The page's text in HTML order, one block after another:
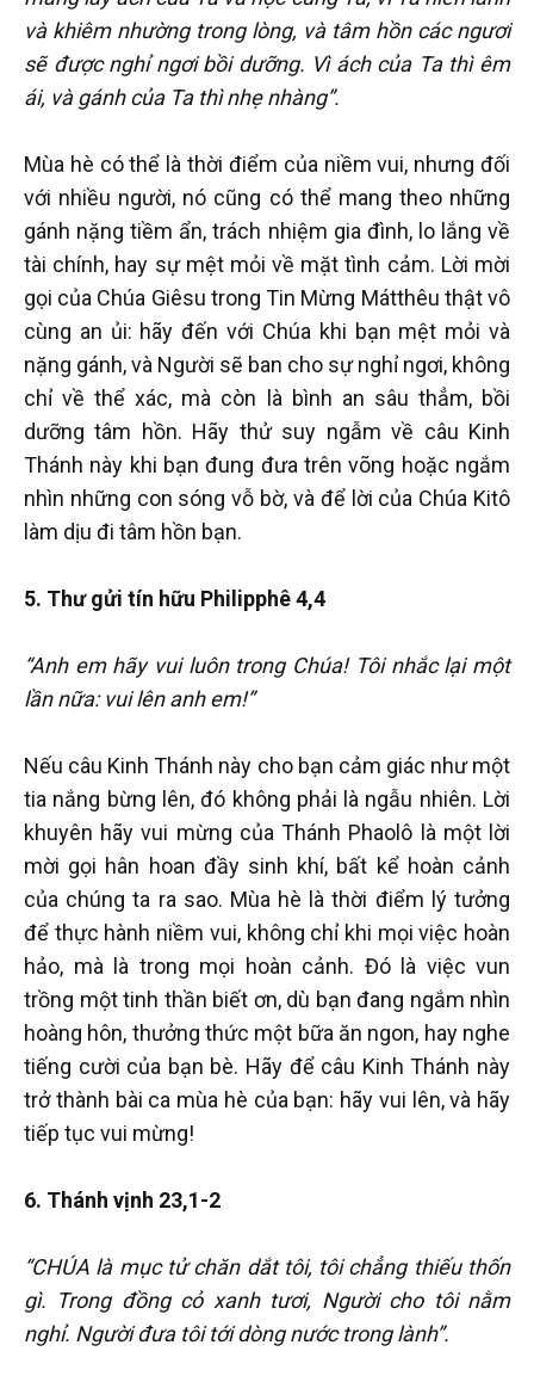
và khiêm nhường trong lòng, và tâm hồn các ngươi
sẽ được nghỉ ngơi bồi dưỡng. Vì ách của Ta thì êm
ái, và gánh của Ta thì nhẹ nhàng”.
Mùa hè có thể là thời điểm của niềm vui, nhưng đối
với nhiều người, nó cũng có thể mang theo những
gánh nặng tiềm ẩn, trách nhiệm gia đình, lo lắng về
tài chính, hay sự mệt mỏi về mặt tình cảm. Lời mời
gọi của Chúa Giêsu trong Tin Mừng Mátthêu thật vô
cùng an ủi: hãy đến với Chúa khi bạn mệt mỏi và
nặng gánh, và Người sẽ ban cho sự nghỉ ngơi, không
chỉ về thể xác, mà còn là bình an sâu thẳm, bồi
dưỡng tâm hồn. Hãy thử suy ngẫm về câu Kinh
Thánh này khi bạn đung đưa trên võng hoặc ngắm
nhìn những con sóng vỗ bờ, và để lời của Chúa Kitô
làm dịu đi tâm hồn bạn.
5. Thư gửi tín hữu Philipphê 4,4
“Anh em hãy vui luôn trong Chúa! Tôi nhắc lại một
lần nữa: vui lên anh em!”
Nếu câu Kinh Thánh này cho bạn cảm giác như một
tia nắng bừng lên, đó không phải là ngẫu nhiên. Lời
khuyên hãy vui mừng của Thánh Phaolô là một lời
mời gọi hân hoan đầy sinh khí, bất kể hoàn cảnh
của chúng ta ra sao. Mùa hè là thời điểm lý tưởng
để thực hành niềm vui, không chỉ khi mọi việc hoàn
hảo, mà là trong mọi hoàn cảnh. Đó là việc vun
trồng một tinh thần biết ơn, dù bạn đang ngắm nhìn
hoàng hôn, thưởng thức một bữa ăn ngon, hay nghe
tiếng cười của bạn bè. Hãy để câu Kinh Thánh này
trở thành bài ca mùa hè của bạn: hãy vui lên, và hãy
tiếp tục vui mừng!
6. Thánh vịnh 23,1-2
“CHÚA là mục tử chăn dắt tôi, tôi chẳng thiếu thốn
gì. Trong đồng cỏ xanh tươi, Người cho tôi nằm
nghỉ. Người đưa tôi tới dòng nước trong lành”.